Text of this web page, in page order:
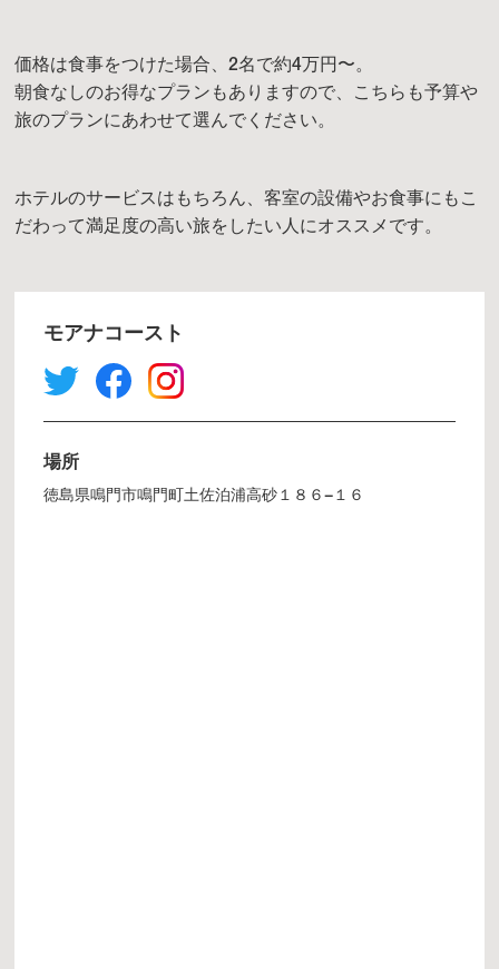
価格は食事をつけた場合、2名で約4万円〜。
朝食なしのお得なプランもありますので、こちらも予算や
旅のプランにあわせて選んでください。
ホテルのサービスはもちろん、客室の設備やお食事にもこ
だわって満足度の高い旅をしたい人にオススメです。
モアナコースト
場所
徳島県鳴門市鳴門町土佐泊浦高砂１８６−１６